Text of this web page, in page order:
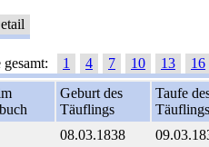
1 4 7 10 13
16
Geburt des
Täuflings
Taufe
Täuflings
08.03.1838